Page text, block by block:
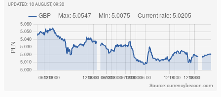
UPDATED: 10 AUGUST, 09:30
Source: currencybeacon.com